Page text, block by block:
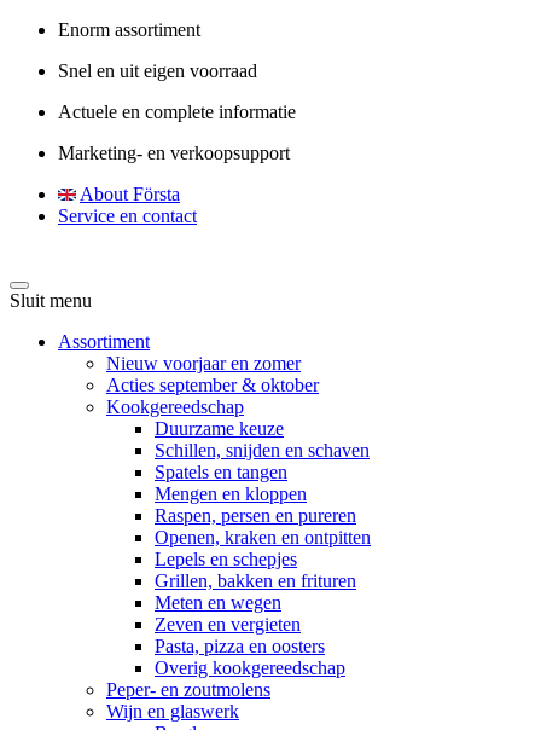
Enorm assortiment
Snel en uit eigen voorraad
Actuele en complete informatie
Marketing- en verkoopsupport
About Första
Service en contact
Sluit menu
Assortiment
Nieuw voorjaar en zomer
Acties september & oktober
Kookgereedschap
Duurzame keuze
Schillen, snijden en schaven
Spatels en tangen
Mengen en kloppen
Raspen, persen en pureren
Openen, kraken en ontpitten
Lepels en schepjes
Grillen, bakken en frituren
Meten en wegen
Zeven en vergieten
Pasta, pizza en oosters
Overig kookgereedschap
Peper- en zoutmolens
Wijn en glaswerk